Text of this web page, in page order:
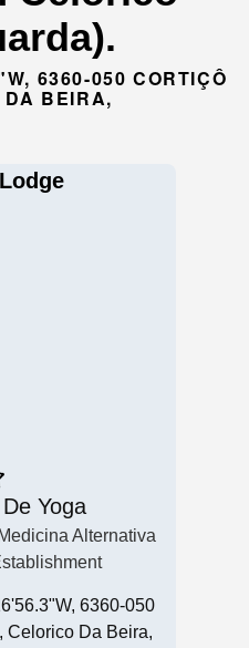
6360-050 CORTIÇÔ
DA BEIRA,
Yoga
Alternativa
6360-050
Celorico Da Beira,